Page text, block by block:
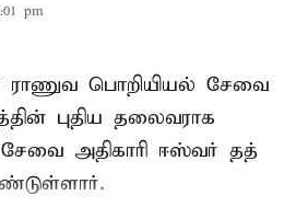
pm
ராணுவ பொறியியல் சேவை
புதிய தலைவராக
அதிகாரி ஈஸ்வர் தத்